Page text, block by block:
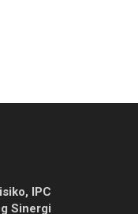
IPC
Sinergi